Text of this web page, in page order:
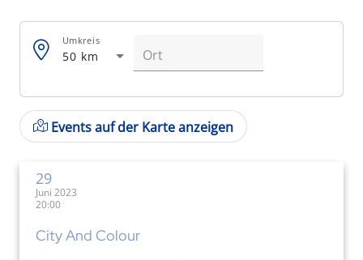
50 km
Umkreis
Events auf der Karte anzeigen
29
Juni 2023
20:00
City And Colour